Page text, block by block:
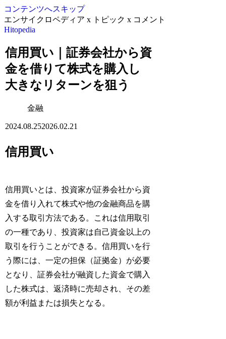
コンテンツへスキップ
エンサイクロペディア x トピック x コメント
Hitopedia
信用買い｜証券会社から資
金を借りて株式を購入し
大きなリターンを狙う
金融
2024.08.252026.02.21
信用買い
信用買いとは、投資家が証券会社から資
金を借り入れて株式や他の金融商品を購
入する取引方法である。これは信用取引
の一種であり、投資家は自己資金以上の
取引を行うことができる。信用買いを行
う際には、一定の担保（証拠金）が必要
となり、証券会社が融資した資金で購入
した株式は、返済時に売却され、その差
額が利益または損失となる。